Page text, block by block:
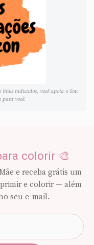
indicados, você apoia o Sou
você.
colorir 🎨
e receba grátis um
e colorir — além
seu e-mail.